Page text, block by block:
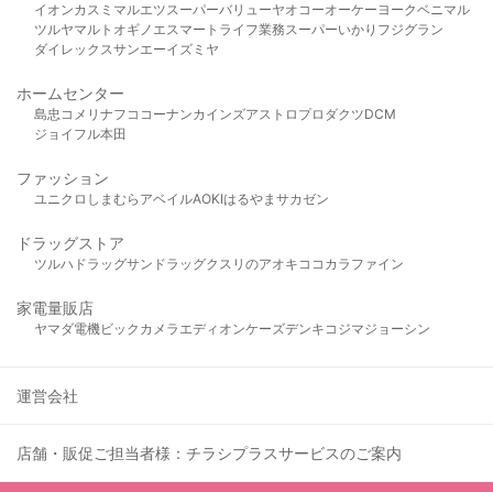
イオンカスミ マルエツスーパーバリューヤオコーオーケー ヨークベニマル
ツルヤマルト オギノ エスマート ライフ業務スーパーいかり フジグラン
ダイレックスサンエーイズミヤ
ホームセンター
島忠 コメリ ナフコ コーナンカインズアストロプロダクツDCM
ジョイフル本田
ファッション
ユニクロ しまむら アベイルAOKIはるやま サカゼン
ドラッグストア
ツルハドラッグサンドラッグクスリのアオキ ココカラファイン
家電量販店
ヤマダ電機ビックカメラ エディオンケーズデンキ コジマジョーシン
運営会社
店舗・販促ご担当者様：チラシプラスサービスのご案内